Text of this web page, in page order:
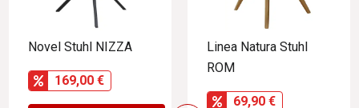
Novel Stuhl NIZZA
169,00 €
Linea Natura Stuhl
ROM
69,90 €